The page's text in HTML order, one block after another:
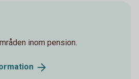
inom pension.